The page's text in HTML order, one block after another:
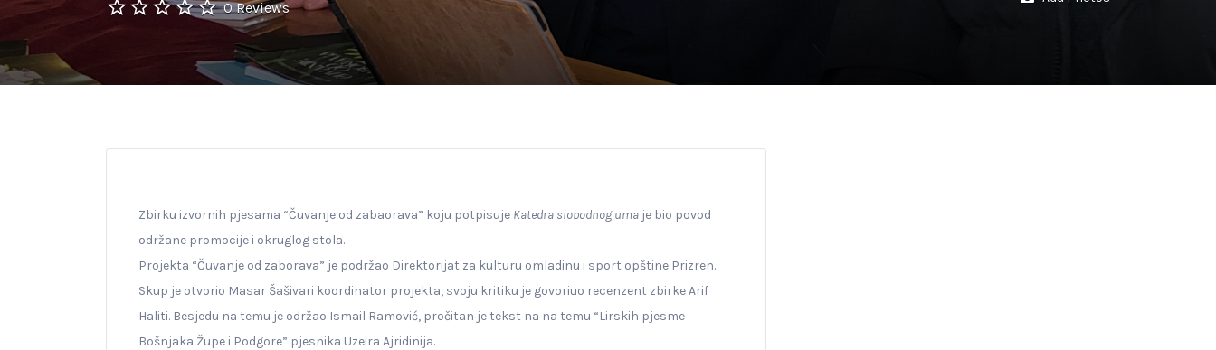
0 Reviews
Zbirku izvornih pjesama “Čuvanje od zabaorava” koju potpisuje Katedra slobodnog uma je bio povod
održane promocije i okruglog stola.
Projekta “Čuvanje od zaborava” je podržao Direktorijat za kulturu omladinu i sport opštine Prizren.
Skup je otvorio Masar Šašivari koordinator projekta, svoju kritiku je govoriuo recenzent zbirke Arif
Haliti. Besjedu na temu je održao Ismail Ramović, pročitan je tekst na na temu “Lirskih pjesme
Bošnjaka Župe i Podgore” pjesnika Uzeira Ajridinija.